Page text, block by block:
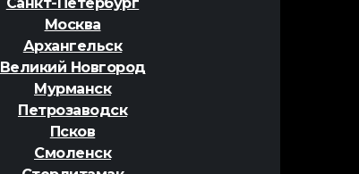
Москва
Архангельск
Великий Новгород
Мурманск
Петрозаводск
Псков
Смоленск